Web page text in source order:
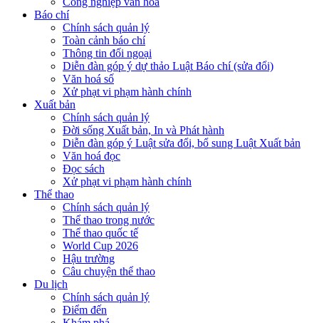
Báo chí
Chính sách quản lý
Toàn cảnh báo chí
Thông tin đối ngoại
Diễn đàn góp ý dự thảo Luật Báo chí (sửa đổi)
Văn hoá số
Xử phạt vi phạm hành chính
Xuất bản
Chính sách quản lý
Đời sống Xuất bản, In và Phát hành
Diễn đàn góp ý Luật sửa đổi, bổ sung Luật Xuất bản
Văn hoá đọc
Đọc sách
Xử phạt vi phạm hành chính
Thể thao
Chính sách quản lý
Thể thao trong nước
Thể thao quốc tế
World Cup 2026
Hậu trường
Câu chuyện thể thao
Du lịch
Chính sách quản lý
Điểm đến